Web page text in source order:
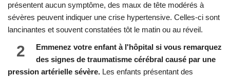
présentent aucun symptôme, des maux de tête modérés à
sévères peuvent indiquer une crise hypertensive. Celles-ci sont
lancinantes et souvent constatées tôt le matin ou au réveil.
2
Emmenez votre enfant à l'hôpital si vous remarquez
des signes de traumatisme cérébral causé par une
pression artérielle sévère. Les enfants présentant des